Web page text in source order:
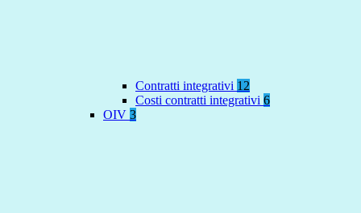
Contratti integrativi 12
Costi contratti integrativi 6
OIV 3